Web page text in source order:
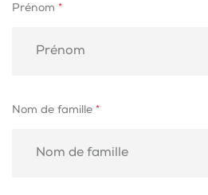
Prénom *
Nom de famille *